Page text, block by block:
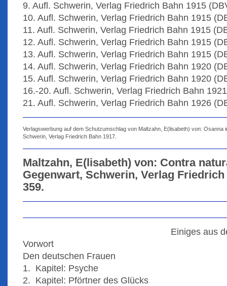
9. Aufl. Schwerin, Verlag Friedrich Bahn 1915
10. Aufl. Schwerin, Verlag Friedrich Bahn 1915
11. Aufl. Schwerin, Verlag Friedrich Bahn 1915
12. Aufl. Schwerin, Verlag Friedrich Bahn 1915
13. Aufl. Schwerin, Verlag Friedrich Bahn 1915
14. Aufl. Schwerin, Verlag Friedrich Bahn 1920
15. Aufl. Schwerin, Verlag Friedrich Bahn 1920
16.-20. Aufl. Schwerin, Verlag Friedrich Bahn
21. Aufl. Schwerin, Verlag Friedrich Bahn 1926
Verlagswerbung auf dem Schutzumschlag von Maltzahn, E(lisabeth) von:
Schwerin, Verlag Friedrich Bahn 1917.
Maltzahn, E(lisabeth) von: Contra
Gegenwart, Schwerin, Verlag
359.
Einiges aus
Vorwort
Den deutschen Frauen
1. Kapitel: Psyche
2. Kapitel: Pförtner des Glücks